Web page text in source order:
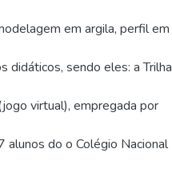
em argila, perfil em
didáticos, sendo eles: a Trilha
virtual), empregada por
alunos do o Colégio Nacional